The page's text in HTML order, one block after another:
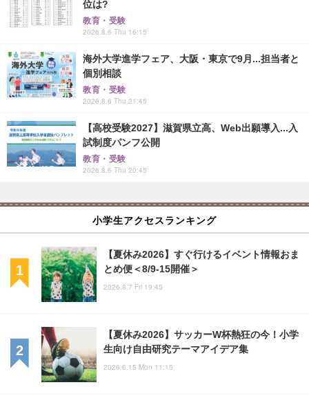
位は?
教育・受験
2026.8.6 Thu 16:15
海外大学進学フェア、大阪・東京で9月...担当者と
個別相談
教育・受験
2026.8.6 Thu 21:45
【高校受験2027】滋賀県立高、Web出願導入...入
試制度パンフ公開
教育・受験
2026.8.6 Thu 20:45
小学生アクセスランキング
【夏休み2026】すぐ行けるイベント情報おま
とめ便＜8/9-15開催＞
2026.8.7 Fri 19:45
【夏休み2026】サッカーW杯熱狂の今！小学
生向け自由研究テーマアイデア集
2026.6.15 Mon 11:15